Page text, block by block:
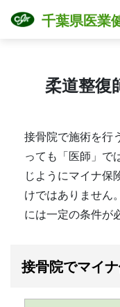
千葉県医業
柔道整復
接骨院で施術を行
っても「医師」で
じようにマイナ保
けではありません
には一定の条件が
接骨院でマイ